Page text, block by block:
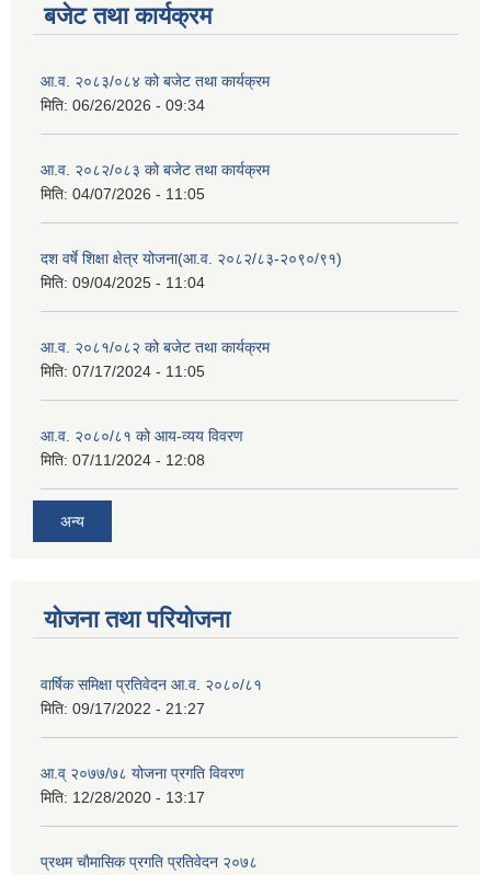
बजेट तथा कार्यक्रम
आ.व. २०८३/०८४ को बजेट तथा कार्यक्रम
मिति: 06/26/2026 - 09:34
आ.व. २०८२/०८३ को बजेट तथा कार्यक्रम
मिति: 04/07/2026 - 11:05
दश वर्षे शिक्षा क्षेत्र योजना(आ.व. २०८२/८३-२०९०/९१)
मिति: 09/04/2025 - 11:04
आ.व. २०८१/०८२ को बजेट तथा कार्यक्रम
मिति: 07/17/2024 - 11:05
आ.व. २०८०/८१ को आय-व्यय विवरण
मिति: 07/11/2024 - 12:08
अन्य
योजना तथा परियोजना
वार्षिक समिक्षा प्रतिवेदन आ.व. २०८०/८१
मिति: 09/17/2022 - 21:27
आ.व् २०७७/७८ योजना प्रगति विवरण
मिति: 12/28/2020 - 13:17
प्रथम चाैमासिक प्रगति प्रतिवेदन २०७८